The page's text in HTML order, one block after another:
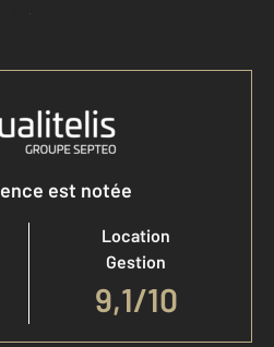
à mon compte
est notée
Location
Gestion
9,1/10